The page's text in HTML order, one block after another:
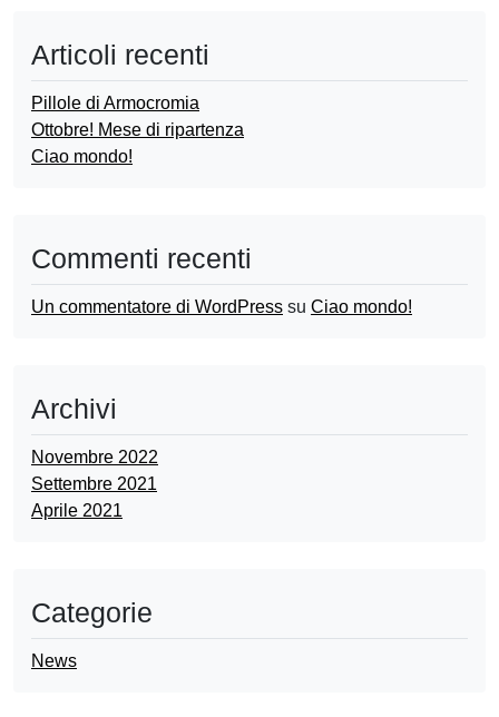
Articoli recenti
Pillole di Armocromia
Ottobre! Mese di ripartenza
Ciao mondo!
Commenti recenti
Un commentatore di WordPress su Ciao mondo!
Archivi
Novembre 2022
Settembre 2021
Aprile 2021
Categorie
News